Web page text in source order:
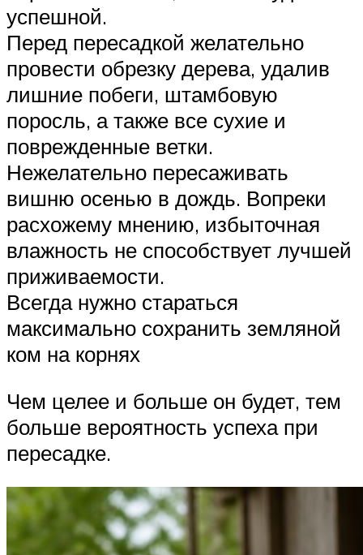
успешной.
Перед пересадкой желательно
провести обрезку дерева, удалив
лишние побеги, штамбовую
поросль, а также все сухие и
поврежденные ветки.
Нежелательно пересаживать
вишню осенью в дождь. Вопреки
расхожему мнению, избыточная
влажность не способствует лучшей
приживаемости.
Всегда нужно стараться
максимально сохранить земляной
ком на корнях
Чем целее и больше он будет, тем
больше вероятность успеха при
пересадке.